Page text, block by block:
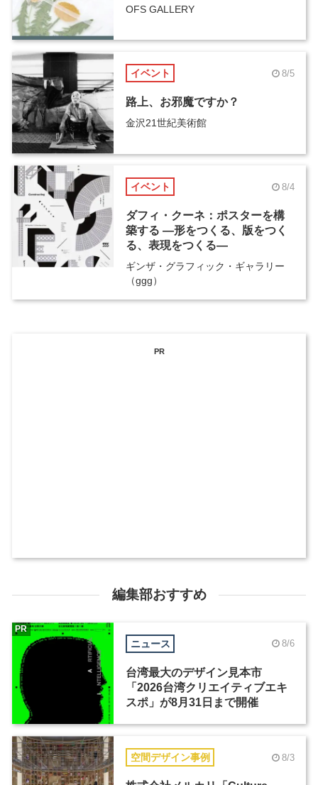
OFS GALLERY
イベント 8/5
路上、お邪魔ですか？
金沢21世紀美術館
イベント 8/4
ダフィ・クーネ：ポスターを構
築する ―形をつくる、版をつく
る、表現をつくる―
ギンザ・グラフィック・ギャラリー
（ggg）
PR
編集部おすすめ
ニュース 8/6
台湾最大のデザイン見本市
「2026台湾クリエイティブエキ
スポ」が8月31日まで開催
PR
空間デザイン事例 8/3